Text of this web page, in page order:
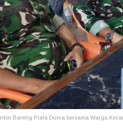
Bareng Piala Dunia bersama Warga